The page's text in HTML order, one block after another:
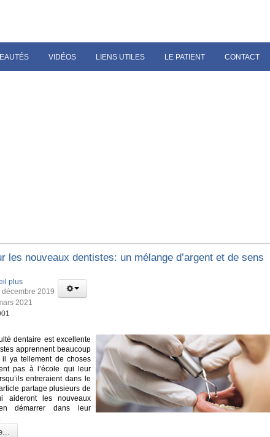
VIDÉOS LIENS UTILES LE PATIENT CONTACT
les nouveaux dentistes: un mélange d’argent et de sens
plus
2019
2021
dentaire est excellente
apprennent beaucoup
il ya tellement de choses
pas à l’école qui leur
entreraient dans le
partage plusieurs de
aideront les nouveaux
démarrer dans leur